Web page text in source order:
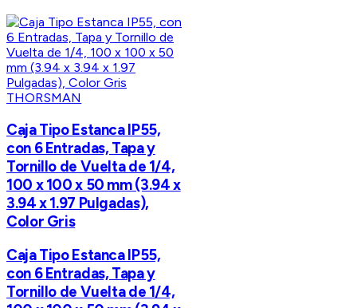
THORSMAN
Caja Tipo Estanca IP55,
con 6 Entradas, Tapa y
Tornillo de Vuelta de 1/4,
100 x 100 x 50 mm (3.94 x
3.94 x 1.97 Pulgadas),
Color Gris
Caja Tipo Estanca IP55,
con 6 Entradas, Tapa y
Tornillo de Vuelta de 1/4,